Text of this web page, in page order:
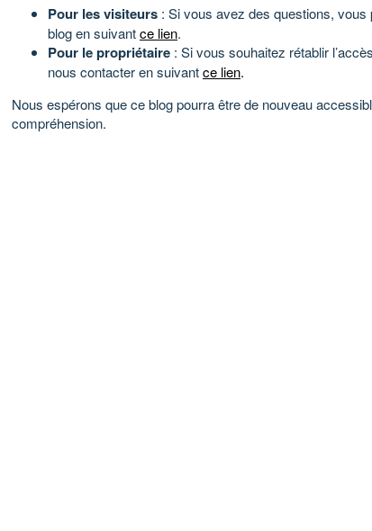
Pour les visiteurs : Si vous avez des questions,
blog en suivantce lien.
Pour le propriétaire : Si vous souhaitez rétablir
nous contacter en suivantce lien.
Nous espérons que ce blog pourra être de nouveau
compréhension.